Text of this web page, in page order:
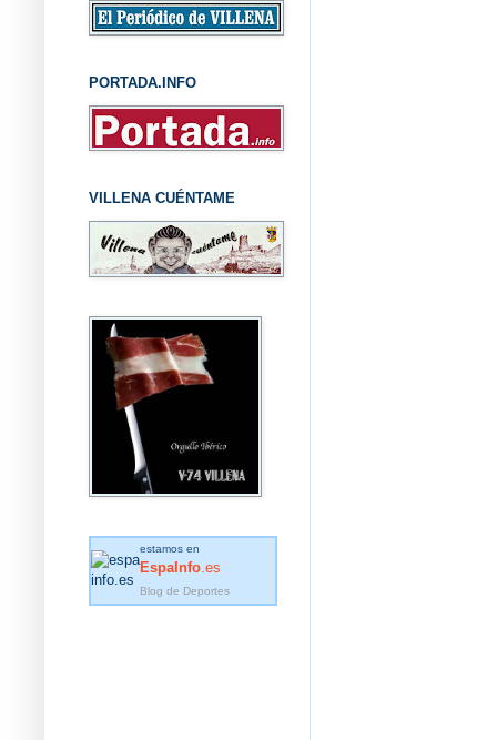
PORTADA.INFO
VILLENA CUÉNTAME
estamos en
EspaInfo .es
Blog de Deportes